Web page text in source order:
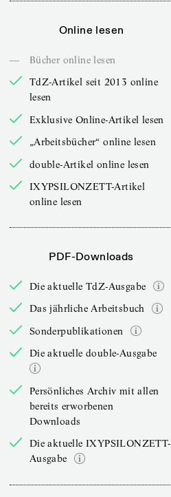
Online lesen
—
Bücher online lesen
TdZ-Artikel seit 2013 online
lesen
Exklusive Online-Artikel lesen
„Arbeitsbücher“ online lesen
double-Artikel online lesen
IXYPSILONZETT-Artikel
online lesen
PDF-Downloads
Die aktuelle TdZ-Ausgabe
Das jährliche Arbeitsbuch
Sonderpublikationen
Die aktuelle double-Ausgabe
Persönliches Archiv mit allen
bereits erworbenen
Downloads
Die aktuelle IXYPSILONZETT-
Ausgabe